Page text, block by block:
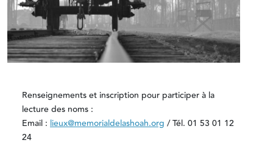
Renseignements et inscription pour participer à la
lecture des noms :
Email : lieux@memorialdelashoah.org / Tél. 01 53 01 12
24